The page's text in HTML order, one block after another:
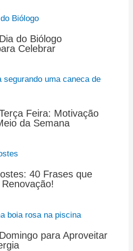
do Biólogo
Celebrar
Feira: Motivação
da Semana
40 Frases que
para Aproveitar